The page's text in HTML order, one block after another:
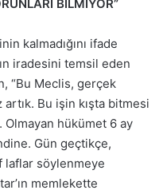
BİLMİYOR”
kalmadığını ifade
iradesini temsil eden
“Bu Meclis, gerçek
Bu işin kışta bitmesi
hükümet 6 ay
Gün geçtikçe,
laflar söylenmeye
memlekette